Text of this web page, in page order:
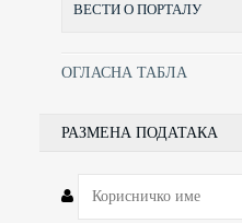
ВЕСТИ О ПОРТАЛУ
ОГЛАСНА ТАБЛА
РАЗМЕНА ПОДАТАКА